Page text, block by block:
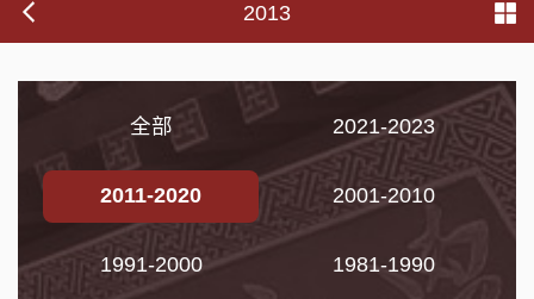
2013
全部 2021-2023
2011-2020 2001-2010
1991-2000 1981-1990